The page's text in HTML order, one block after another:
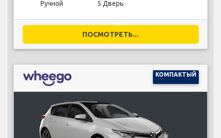
Ручной 5 Дверь
ПОСМОТРЕТЬ...
КОМПАКТЫЙ